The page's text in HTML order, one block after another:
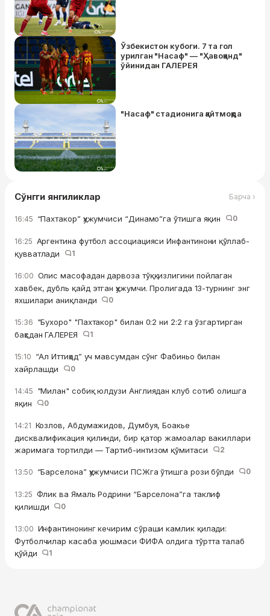
Ўзбекистон кубоги. 7 та гол
урилган "Насаф" — "Ҳавоқанд"
ўйинидан ГАЛЕРЕЯ
"Насаф" стадионига қайтмоқда
Сўнгги янгиликлар Барча ›
16:45 “Пахтакор” ҳужумчиси “Динамо”га ўтишга яқин 0
16:25 Аргентина футбол ассоциацияси Инфантинони қўллаб-
қувватлади
1
16:00 Олис масофадан дарвоза тўққизлигини пойлаган
хавбек, дубль қайд этган ҳужумчи. Пролигада 13-турнинг энг
яхшилари аниқланди
0
15:36 "Бухоро" "Пахтакор" билан 0:2 ни 2:2 га ўзгартирган
баҳсдан ГАЛЕРЕЯ
1
15:10 “Ал Иттиҳод” уч мавсумдан сўнг Фабиньо билан
хайрлашди
0
14:45 "Милан" собиқ юлдузи Англиядан клуб сотиб олишга
яқин
0
14:21 Козлов, Абдумажидов, Думбуя, Боакье
дисквалификация қилинди, бир қатор жамоалар вакиллари
жаримага тортилди — Тартиб-интизом қўмитаси
2
13:50 “Барселона” ҳужумчиси ПСЖга ўтишга рози бўлди 0
13:25 Флик ва Ямаль Родрини “Барселона”га таклиф
қилишди
0
13:00 Инфантинонинг кечирим сўраши камлик қилади:
Футболчилар касаба уюшмаси ФИФА олдига тўртта талаб
қўйди
1